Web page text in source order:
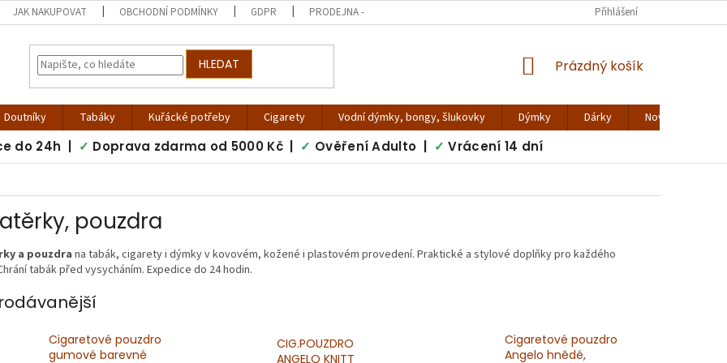
JAK NAKUPOVAT OBCHODNÍ PODMÍNKY GDPR PRODEJNA - VIRTUÁLNÍ PROHLÍDKA VRÁCENÍ ZBOŽÍ
Přihlášení
HLEDAT
NÁKUPNÍ
Prázdný košík
Doutníky Tabáky Kuřácké potřeby Cigarety Vodní dýmky, bongy, šlukovky Dýmky Dárky Novinky - blog
do 24h | ✓ Doprava zdarma od 5000 Kč | ✓ Ověření Adulto | ✓ Vrácení 14 dní
pouzdra
a pouzdra na tabák, cigarety i dýmky v kovovém, kožené i plastovém provedení. Praktické a stylové doplňky pro každého
tabák před vysycháním. Expedice do 24 hodin.
Cigaretové pouzdro
gumové barevné
CIG.POUZDRO
ANGELO KNITT
Cigaretové pouzdro
Angelo hnědé,